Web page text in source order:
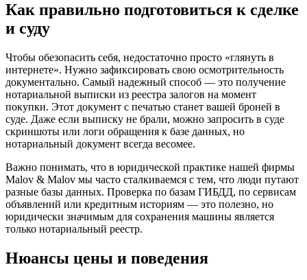
Как правильно подготовиться к сделке
и суду
Чтобы обезопасить себя, недостаточно просто «глянуть в
интернете». Нужно зафиксировать свою осмотрительность
документально. Самый надежный способ — это получение
нотариальной выписки из реестра залогов на момент
покупки. Этот документ с печатью станет вашей броней в
суде. Даже если выписку не брали, можно запросить в суде
скриншоты или логи обращения к базе данных, но
нотариальный документ всегда весомее.
Важно понимать, что в юридической практике нашей фирмы
Malov & Malov мы часто сталкиваемся с тем, что люди путают
разные базы данных. Проверка по базам ГИБДД, по сервисам
объявлений или кредитным историям — это полезно, но
юридически значимым для сохранения машины является
только нотариальный реестр.
Нюансы цены и поведения